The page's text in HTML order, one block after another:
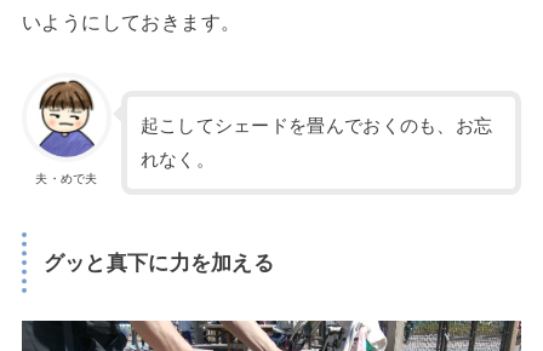
いようにしておきます。
夫・めで夫
起こしてシェードを畳んでおくのも、お忘
れなく。
グッと真下に力を加える